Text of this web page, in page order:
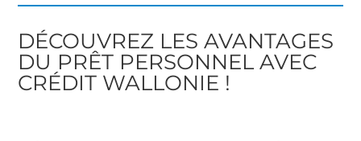
DÉCOUVREZ LES AVANTAGES
DU PRÊT PERSONNEL AVEC
CRÉDIT WALLONIE !